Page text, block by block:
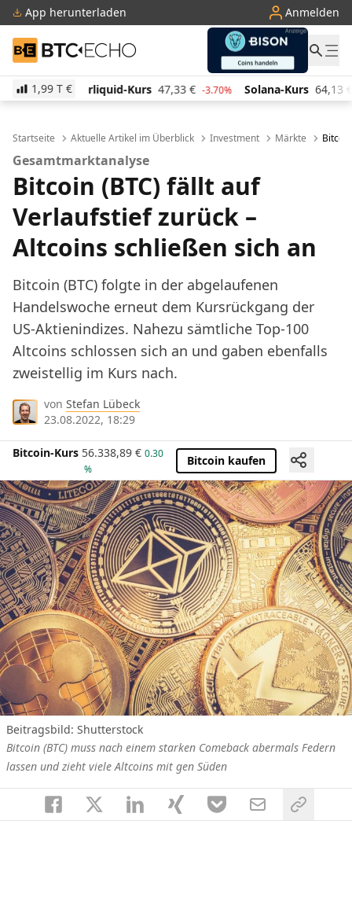
App herunterladen Anmelden
BTC-ECHO
1,99 T €
Kurs 47,33 -3.70% Solana-Kurs 64,13 € 0.40% TRON-Kurs
Startseite Aktuelle Artikel im Überblick Investment Märkte
Gesamtmarktanalyse
Bitcoin (BTC) fällt auf
Verlaufstief zurück –
Altcoins schließen sich an
Bitcoin (BTC) folgte in der abgelaufenen
Handelswoche erneut dem Kursrückgang der
US-Aktienindizes. Nahezu sämtliche Top-100
Altcoins schlossen sich an und gaben ebenfalls
zweistellig im Kurs nach.
von Stefan Lübeck
23.08.2022, 18:29
Bitcoin-Kurs 56.338,89 € 0.30
%
Bitcoin kaufen
Beitragsbild: Shutterstock
Bitcoin (BTC) muss nach einem starken Comeback abermals Federn
lassen und zieht viele Altcoins mit gen Süden